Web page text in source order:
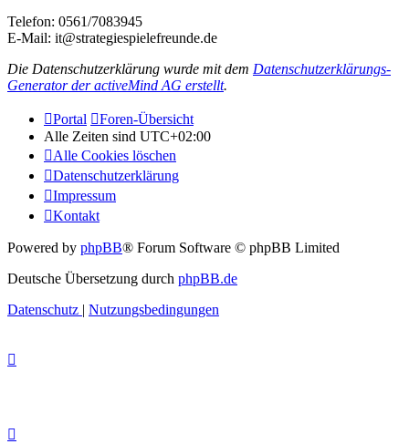
Telefon: 0561/7083945
E-Mail: it@strategiespielefreunde.de
Die Datenschutzerklärung wurde mit dem Datenschutzerklärungs-
Generator der activeMind AG erstellt.
Portal
Foren-Übersicht
Alle Zeiten sind UTC+02:00
Alle Cookies löschen
Datenschutzerklärung
Impressum
Kontakt
Powered by phpBB® Forum Software © phpBB Limited
Deutsche Übersetzung durch phpBB.de
Datenschutz | Nutzungsbedingungen